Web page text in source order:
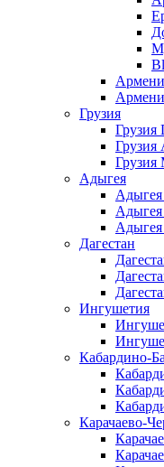
Грузия
Грузия
Грузия
Грузия
Адыгея
Дагестан
Ингушетия
Кабардино-
Карачаево-